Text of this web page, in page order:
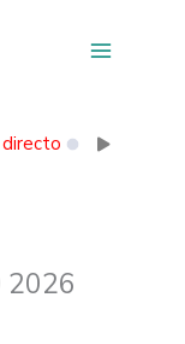
2026